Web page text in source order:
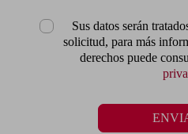
Sus datos serán
solicitud, para más
derechos puede